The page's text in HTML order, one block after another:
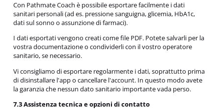
Con Pathmate Coach è possibile esportare facilmente i dati
sanitari personali (ad es. pressione sanguigna, glicemia, HbA1c,
dati sul sonno o assunzione di farmaci).
I dati esportati vengono creati come file PDF. Potete salvarli per la
vostra documentazione o condividerli con il vostro operatore
sanitario, se necessario.
Vi consigliamo di esportare regolarmente i dati, soprattutto prima
di disinstallare l'app o cancellare l'account. In questo modo avete
la garanzia che nessun dato sanitario importante vada perso.
7.3 Assistenza tecnica e opzioni di contatto